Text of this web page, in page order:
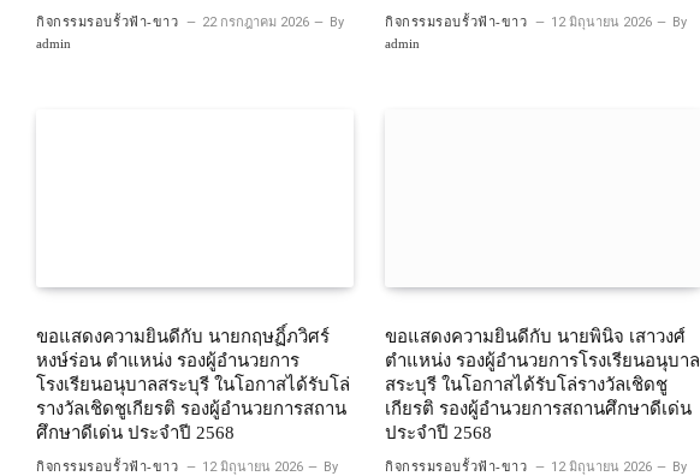
กิจกรรมรอบรั้วฟ้า-ขาว 22 กรกฎาคม 2026 By
admin
กิจกรรมรอบรั้วฟ้า-ขาว 12 มิถุนายน 2026 By
admin
ขอแสดงความยินดีกับ นายกฤษฏิ์ภวิศร์
หงษ์ร่อน ตำแหน่ง รองผู้อำนวยการ
โรงเรียนอนุบาลสระบุรี ในโอกาสได้รับโล่
รางวัลเชิดชูเกียรติ รองผู้อำนวยการสถาน
ศึกษาดีเด่น ประจำปี 2568
กิจกรรมรอบรั้วฟ้า-ขาว 12 มิถุนายน 2026 By
ขอแสดงความยินดีกับ นายพินิจ เสาวงศ์
ตำแหน่ง รองผู้อำนวยการโรงเรียนอนุบาล
สระบุรี ในโอกาสได้รับโล่รางวัลเชิดชู
เกียรติ รองผู้อำนวยการสถานศึกษาดีเด่น
ประจำปี 2568
กิจกรรมรอบรั้วฟ้า-ขาว 12 มิถุนายน 2026 By